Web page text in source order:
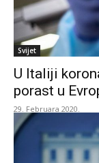
Svijet
U Italiji
porast u
29. Februara 2020.